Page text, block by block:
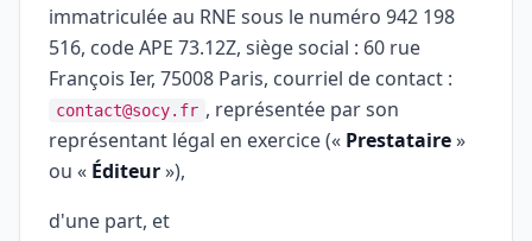
immatriculée au RNE sous le numéro 942 198
516, code APE 73.12Z, siège social : 60 rue
François Ier, 75008 Paris, courriel de contact :
contact@socy.fr , représentée par son
représentant légal en exercice (« Prestataire»
ou « Éditeur»),
d'une part, et